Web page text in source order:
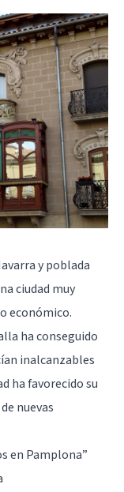
y poblada
ciudad muy
económico.
ha conseguido
inalcanzables
ha favorecido su
nuevas
en Pamplona”